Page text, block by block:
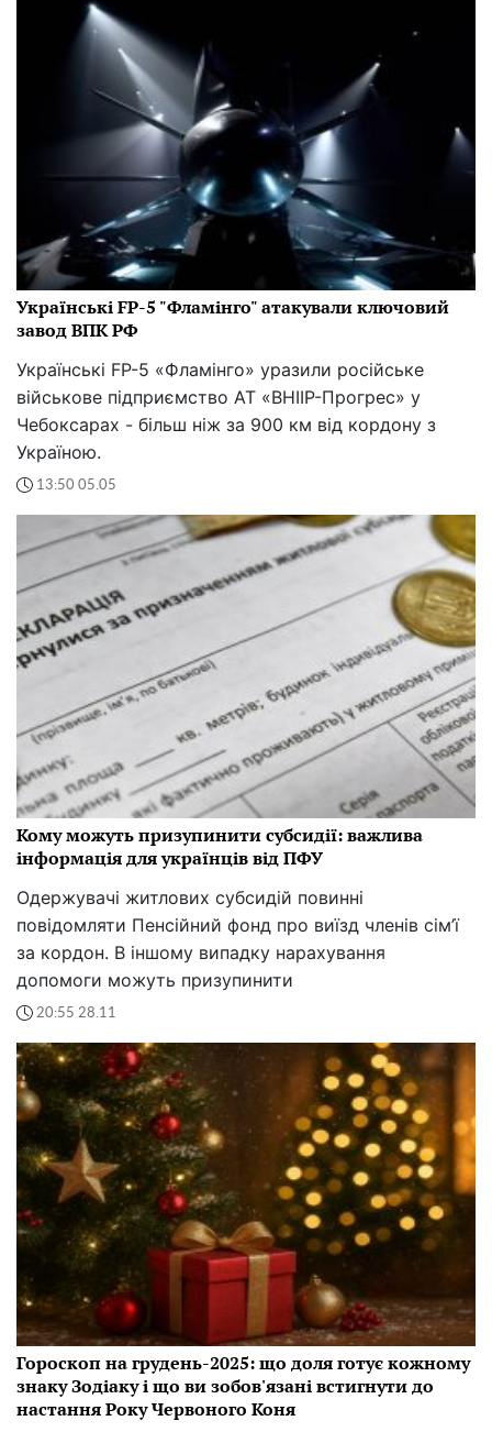
Українські FP-5 "Фламінго" атакували ключовий
завод ВПК РФ
Українські FP-5 «Фламінго» уразили російське
військове підприємство АТ «ВНІІР-Прогрес» у
Чебоксарах - більш ніж за 900 км від кордону з
Україною.
13:50 05.05
Кому можуть призупинити субсидії: важлива
інформація для українців від ПФУ
Одержувачі житлових субсидій повинні
повідомляти Пенсійний фонд про виїзд членів сім’ї
за кордон. В іншому випадку нарахування
допомоги можуть призупинити
20:55 28.11
Гороскоп на грудень-2025: що доля готує кожному
знаку Зодіаку і що ви зобов'язані встигнути до
настання Року Червоного Коня